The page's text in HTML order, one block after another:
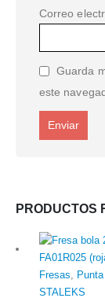
Correo
Guarda
este
PRODUCTOS
Fresas,
STALEKS